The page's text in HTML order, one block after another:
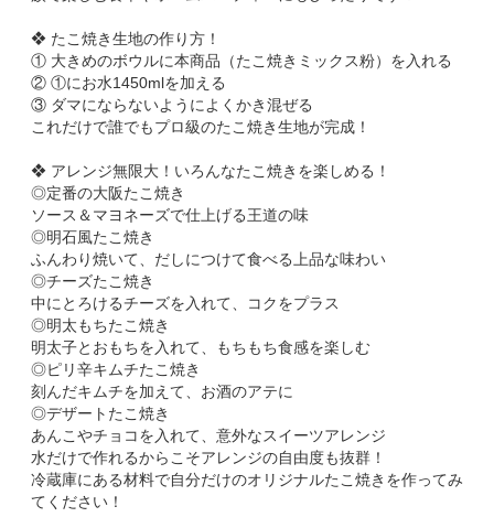
❖ たこ焼き生地の作り方！
① 大きめのボウルに本商品（たこ焼きミックス粉）を入れる
② ①にお水1450mlを加える
③ ダマにならないようによくかき混ぜる
これだけで誰でもプロ級のたこ焼き生地が完成！
❖ アレンジ無限大！いろんなたこ焼きを楽しめる！
◎定番の大阪たこ焼き
ソース＆マヨネーズで仕上げる王道の味
◎明石風たこ焼き
ふんわり焼いて、だしにつけて食べる上品な味わい
◎チーズたこ焼き
中にとろけるチーズを入れて、コクをプラス
◎明太もちたこ焼き
明太子とおもちを入れて、もちもち食感を楽しむ
◎ピリ辛キムチたこ焼き
刻んだキムチを加えて、お酒のアテに
◎デザートたこ焼き
あんこやチョコを入れて、意外なスイーツアレンジ
水だけで作れるからこそアレンジの自由度も抜群！
冷蔵庫にある材料で自分だけのオリジナルたこ焼きを作ってみ
てください！